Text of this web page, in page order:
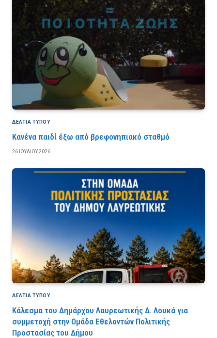
ΔΕΛΤΙΑ ΤΥΠΟΥ
Κανένα παιδί έξω από βρεφονηπιακό σταθμό
26 ΙΟΥΛΊΟΥ 2026
ΔΕΛΤΙΑ ΤΥΠΟΥ
Κάλεσμα του Δημάρχου Λαυρεωτικής Δ. Λουκά για
συμμετοχή στην Ομάδα Εθελοντών Πολιτικής
Προστασίας του Δήμου